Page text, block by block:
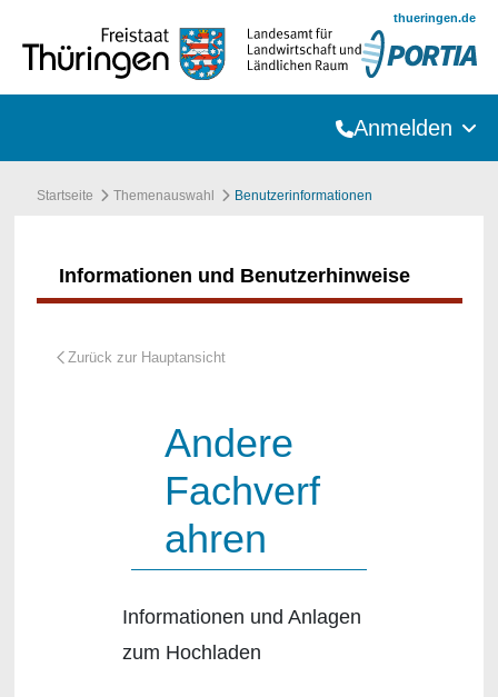
thueringen.de
Anmelden
Startseite Themenauswahl Benutzerinformationen
Informationen und Benutzerhinweise
Andere
Fachverf
ahren
Informationen und Anlagen
zum Hochladen